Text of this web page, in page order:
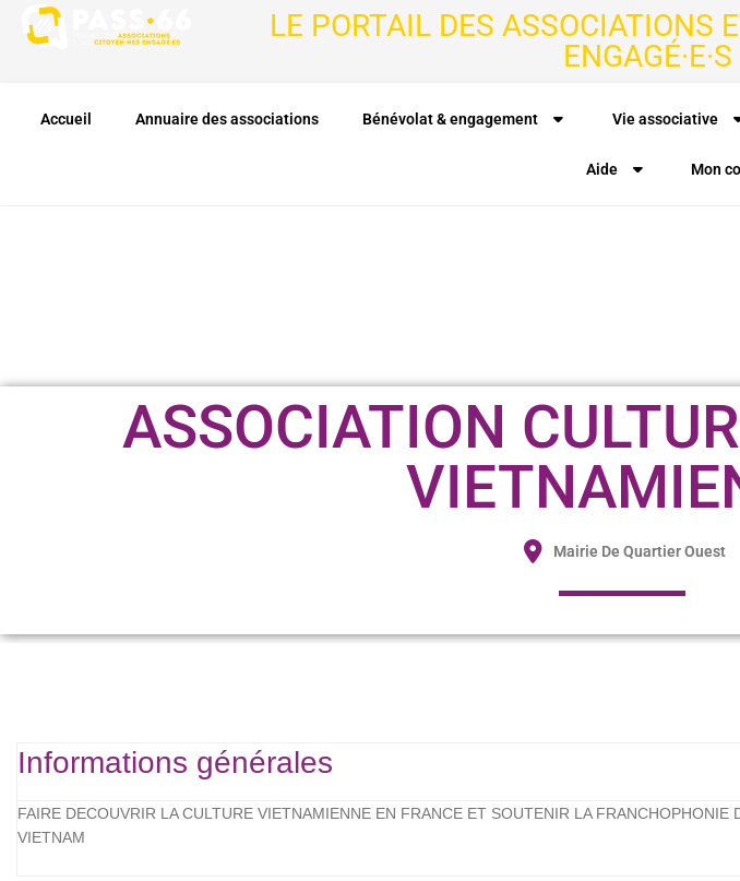
LE PORTAIL DES ASSOCIATIONS
ENGAGÉ·E·S
Accueil Annuaire des associations Bénévolat & engagement Vie associative
Aide Mon
ASSOCIATION
Mairie De Quartier Ouest
Informations générales
FAIRE DECOUVRIR LA CULTURE VIETNAMIENNE EN FRANCE ET SOUTENIR LA FRANCHOPHONIE
VIETNAM